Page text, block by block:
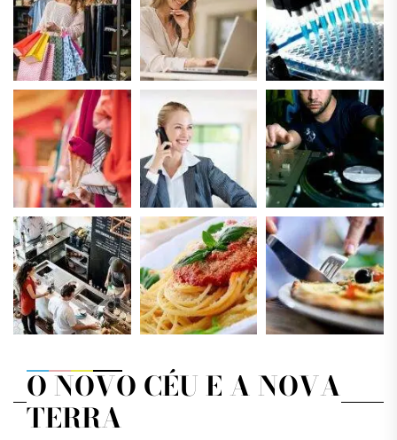
O NOVO CÉU E A NOVA
TERRA